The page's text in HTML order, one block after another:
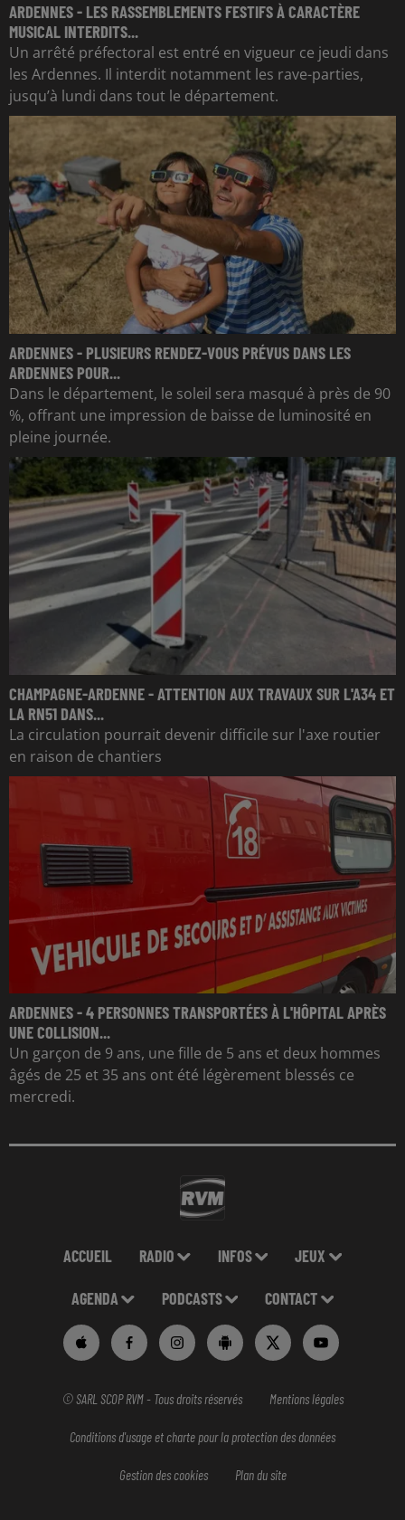
ARDENNES - LES RASSEMBLEMENTS FESTIFS À CARACTÈRE
MUSICAL INTERDITS...
Un arrêté préfectoral est entré en vigueur ce jeudi dans
les Ardennes. Il interdit notamment les rave-parties,
jusqu’à lundi dans tout le département.
ARDENNES - PLUSIEURS RENDEZ-VOUS PRÉVUS DANS LES
ARDENNES POUR...
Dans le département, le soleil sera masqué à près de 90
%, offrant une impression de baisse de luminosité en
pleine journée.
CHAMPAGNE-ARDENNE - ATTENTION AUX TRAVAUX SUR L'A34 ET
LA RN51 DANS...
La circulation pourrait devenir difficile sur l'axe routier
en raison de chantiers
ARDENNES - 4 PERSONNES TRANSPORTÉES À L'HÔPITAL APRÈS
UNE COLLISION...
Un garçon de 9 ans, une fille de 5 ans et deux hommes
âgés de 25 et 35 ans ont été légèrement blessés ce
mercredi.
ACCUEIL RADIO INFOS JEUX
AGENDA PODCASTS CONTACT
© SARL SCOP RVM - Tous droits réservés Mentions légales
Conditions d'usage et charte pour la protection des données
Gestion des cookies Plan du site